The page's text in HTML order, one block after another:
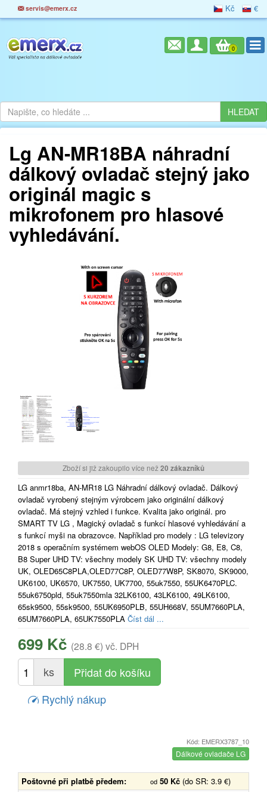
servis@emerx.cz Kč €
0
Lg AN-MR18BA náhradní
dálkový ovladač stejný jako
originál magic s
mikrofonem pro hlasové
vyhledávání.
Zboží si již zakoupilo více než 20 zákazníků
LG anmr18ba, AN-MR18 LG Náhradní dálkový ovladač. Dálkový
ovladač vyrobený stejným výrobcem jako originální dálkový
ovladač. Má stejný vzhled i funkce. Kvalita jako originál. pro
SMART TV LG , Magický ovladač s funkcí hlasové vyhledávání a
s funkcí myši na obrazovce. Například pro modely : LG televizory
2018 s operačním systémem webOS OLED Modely: G8, E8, C8,
B8 Super UHD TV: všechny modely SK UHD TV: všechny modely
UK, OLED65C8PLA,OLED77C8P, OLED77W8P, SK8070, SK9000,
UK6100, UK6570, UK7550, UK7700, 55uk7550, 55UK6470PLC.
55uk6750pld, 55uk7550mla 32LK6100, 43LK6100, 49LK6100,
65sk9500, 55sk9500, 55UK6950PLB, 55UH668V, 55UM7660PLA,
65UM7660PLA, 65UK7550PLA Číst dál ...
699 Kč (28.8 €) vč. DPH
ks
Rychlý nákup
Kód: EMERX3787_10
Dálkové ovladače LG
Poštovné při platbě předem: od 50 Kč (do SR: 3.9 €)